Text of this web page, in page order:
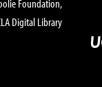
Foundation,
Digital Library